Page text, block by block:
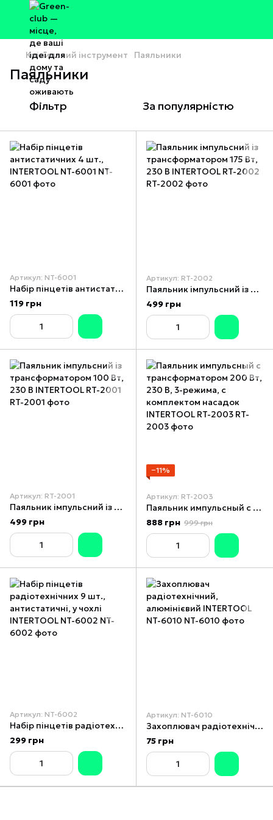
Кріпильний інструмент Паяльники
Паяльники
Фільтр За популярністю
Артикул: NT-6001
Набір пінцетів антистатичних 4 шт., INTERTOOL NT-6001
119 грн
Артикул: RT-2002
Паяльник імпульсний із трансформатором 175 Вт, 230 В INTERTOOL RT-2002
499 грн
Артикул: RT-2001
Паяльник імпульсний із трансформатором 100 Вт, 230 В INTERTOOL RT-2001
499 грн
−11%
Артикул: RT-2003
Паяльник импульсный с трансформатором 200 Вт, 230 В, 3-режима, с комплектом насадок INTERTOOL RT-2003
888 грн 999 грн
Артикул: NT-6002
Набір пінцетів радіотехнічних 9 шт., антистатичні, у чохлі INTERTOOL NT-6002
299 грн
Артикул: NT-6010
Захоплювач радіотехнічний, алюмінієвий INTERTOOL NT-6010
75 грн